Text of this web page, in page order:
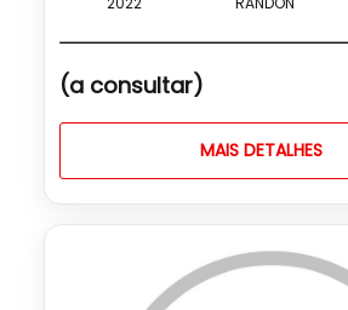
(a consultar)
MAIS DETALHES